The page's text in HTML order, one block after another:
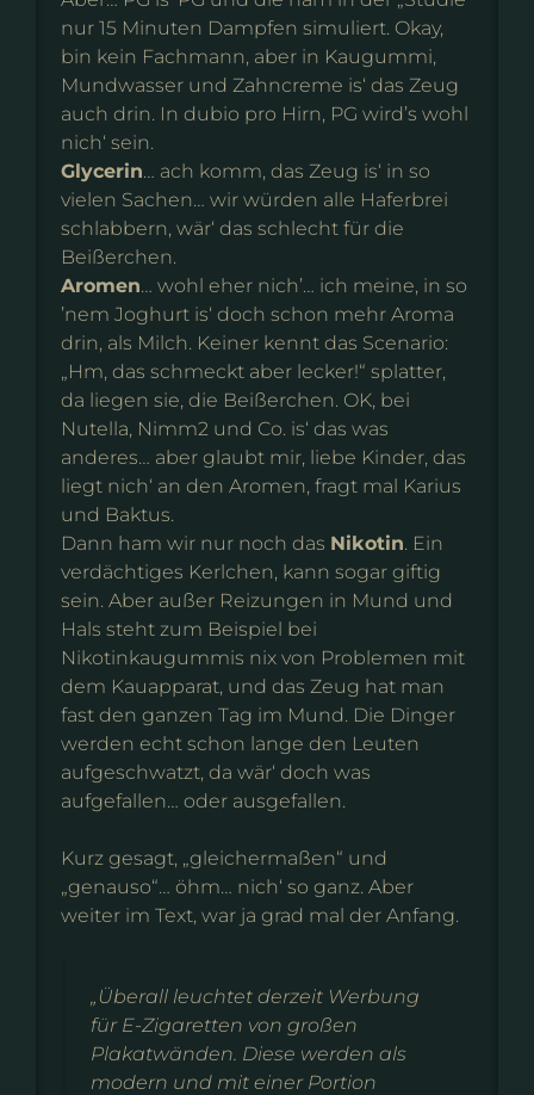
nur 15 Minuten Dampfen simuliert. Okay,
bin kein Fachmann, aber in Kaugummi,
Mundwasser und Zahncreme is‘ das Zeug
auch drin. In dubio pro Hirn, PG wird’s wohl
nich‘ sein.
Glycerin… ach komm, das Zeug is‘ in so
vielen Sachen… wir würden alle Haferbrei
schlabbern, wär‘ das schlecht für die
Beißerchen.
Aromen… wohl eher nich’… ich meine, in so
’nem Joghurt is‘ doch schon mehr Aroma
drin, als Milch. Keiner kennt das Scenario:
„Hm, das schmeckt aber lecker!“ splatter,
da liegen sie, die Beißerchen. OK, bei
Nutella, Nimm2 und Co. is‘ das was
anderes… aber glaubt mir, liebe Kinder, das
liegt nich‘ an den Aromen, fragt mal Karius
und Baktus.
Dann ham wir nur noch das Nikotin. Ein
verdächtiges Kerlchen, kann sogar giftig
sein. Aber außer Reizungen in Mund und
Hals steht zum Beispiel bei
Nikotinkaugummis nix von Problemen mit
dem Kauapparat, und das Zeug hat man
fast den ganzen Tag im Mund. Die Dinger
werden echt schon lange den Leuten
aufgeschwatzt, da wär‘ doch was
aufgefallen… oder ausgefallen.
Kurz gesagt, „gleichermaßen“ und
„genauso“… öhm… nich‘ so ganz. Aber
weiter im Text, war ja grad mal der Anfang.
„Überall leuchtet derzeit Werbung
für E-Zigaretten von großen
Plakatwänden. Diese werden als
modern und mit einer Portion